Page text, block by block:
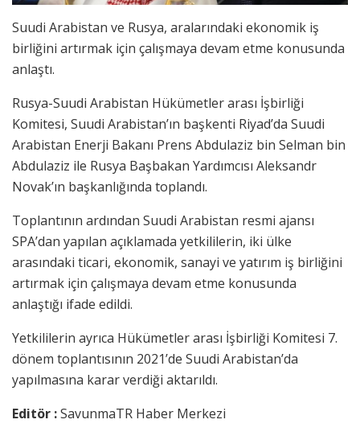
Suudi Arabistan ve Rusya, aralarındaki ekonomik iş
birliğini artırmak için çalışmaya devam etme konusunda
anlaştı.
Rusya-Suudi Arabistan Hükümetler arası İşbirliği
Komitesi, Suudi Arabistan’ın başkenti Riyad’da Suudi
Arabistan Enerji Bakanı Prens Abdulaziz bin Selman bin
Abdulaziz ile Rusya Başbakan Yardımcısı Aleksandr
Novak’ın başkanlığında toplandı.
Toplantının ardından Suudi Arabistan resmi ajansı
SPA’dan yapılan açıklamada yetkililerin, iki ülke
arasındaki ticari, ekonomik, sanayi ve yatırım iş birliğini
artırmak için çalışmaya devam etme konusunda
anlaştığı ifade edildi.
Yetkililerin ayrıca Hükümetler arası İşbirliği Komitesi 7.
dönem toplantısının 2021’de Suudi Arabistan’da
yapılmasına karar verdiği aktarıldı.
Editör :SavunmaTR Haber Merkezi